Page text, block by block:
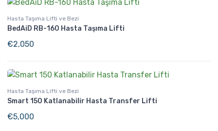
Hasta Taşıma Lifti ve Bezi
BedAiD RB-160 Hasta Taşıma Lifti
€2,050
Hasta Taşıma Lifti ve Bezi
Smart 150 Katlanabilir Hasta Transfer Lifti
€5,000